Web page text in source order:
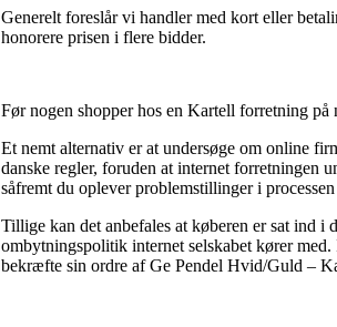
Generelt foreslår vi handler med kort eller
honorere prisen i flere bidder.
Før nogen shopper hos en Kartell forretning
Et nemt alternativ er at undersøge om online
danske regler, foruden at internet forretningen
såfremt du oplever problemstillinger i
Tillige kan det anbefales at køberen er sat ind i
ombytningspolitik internet selskabet kører
bekræfte sin ordre af Ge Pendel Hvid/Guld –